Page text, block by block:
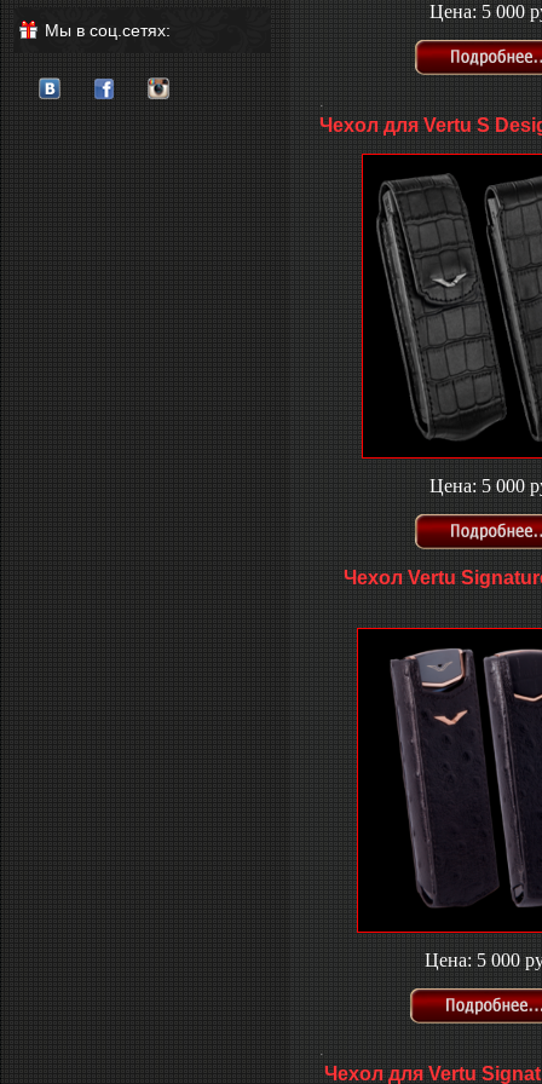
Мы в соц.сетях:
Цена: 5 000
.
Чехол для Vertu S
Цена: 5 000
Чехол Vertu
Цена: 5 000
.
Чехол для Vertu